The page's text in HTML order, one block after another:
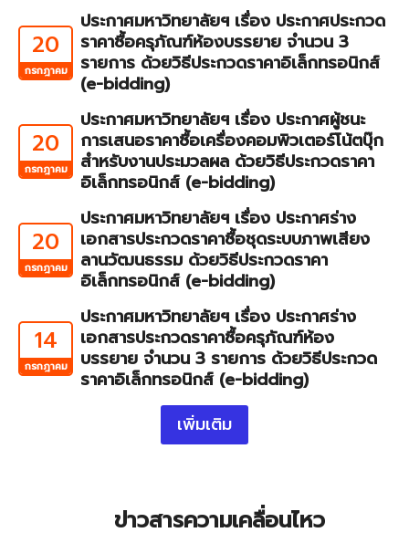
20
กรกฎาคม
ประกาศมหาวิทยาลัยฯ เรื่อง ประกาศประกวด
ราคาซื้อครุภัณฑ์ห้องบรรยาย จำนวน 3
รายการ ด้วยวิธีประกวดราคาอิเล็กทรอนิกส์
(e-bidding)
20
กรกฎาคม
ประกาศมหาวิทยาลัยฯ เรื่อง ประกาศผู้ชนะ
การเสนอราคาซื้อเครื่องคอมพิวเตอร์โน้ตบุ๊ก
สำหรับงานประมวลผล ด้วยวิธีประกวดราคา
อิเล็กทรอนิกส์ (e-bidding)
20
กรกฎาคม
ประกาศมหาวิทยาลัยฯ เรื่อง ประกาศร่าง
เอกสารประกวดราคาซื้อชุดระบบภาพเสียง
ลานวัฒนธรรม ด้วยวิธีประกวดราคา
อิเล็กทรอนิกส์ (e-bidding)
14
กรกฎาคม
ประกาศมหาวิทยาลัยฯ เรื่อง ประกาศร่าง
เอกสารประกวดราคาซื้อครุภัณฑ์ห้อง
บรรยาย จำนวน 3 รายการ ด้วยวิธีประกวด
ราคาอิเล็กทรอนิกส์ (e-bidding)
เพิ่มเติม
ข่าวสารความเคลื่อนไหว